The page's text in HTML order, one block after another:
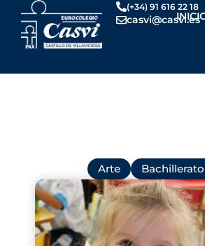
contenido
(+34) 91 616 22 18
casvi@casvi.es
Arte